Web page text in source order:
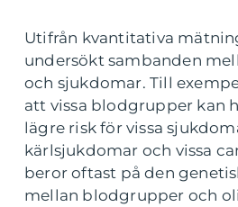
Utifrån kvantitativa
undersökt sambanden
och sjukdomar. Till
att vissa blodgrupper kan
lägre risk för vissa
kärlsjukdomar och vissa
beror oftast på den
mellan blodgrupper och